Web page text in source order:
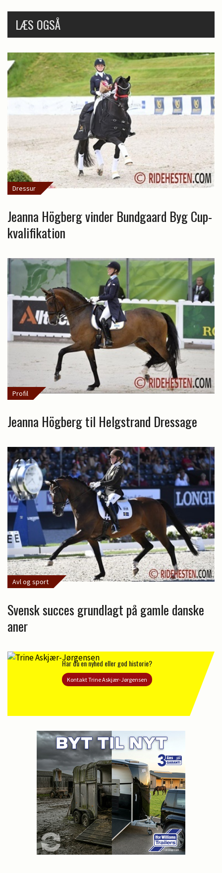
LÆS OGSÅ
Dressur
Jeanna Högberg vinder Bundgaard Byg Cup-
kvalifikation
Profil
Jeanna Högberg til Helgstrand Dressage
Avl og sport
Svensk succes grundlagt på gamle danske
aner
Har du en nyhed eller god historie?
Kontakt Trine Askjær-Jørgensen